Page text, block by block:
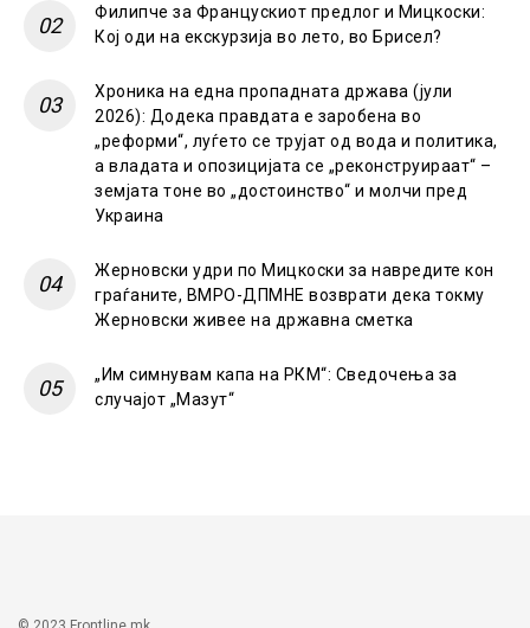
Филипче за Францускиот предлог и Мицкоски:
Кој оди на екскурзија во лето, во Брисел?
Хроника на една пропадната држава (јули
2026): Додека правдата е заробена во
„реформи“, луѓето се трујат од вода и политика,
а владата и опозицијата се „реконструираат“ –
земјата тоне во „достоинство“ и молчи пред
Украина
Жерновски удри по Мицкоски за навредите кон
граѓаните, ВМРО-ДПМНЕ возврати дека токму
Жерновски живее на државна сметка
„Им симнувам капа на РКМ“: Сведочења за
случајот „Мазут“